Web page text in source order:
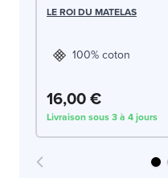
LE ROI DU MATELAS
100% coton
16,00 €
Livraison sous 3 à 4 jours